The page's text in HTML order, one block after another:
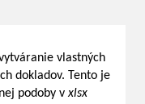
vlastných
dokladov. Tento je
podoby vxlsx